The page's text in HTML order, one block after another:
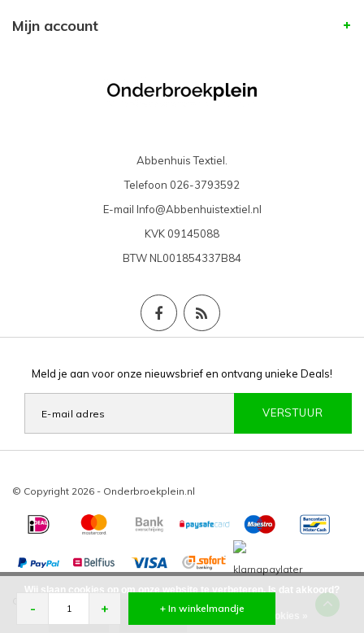
- + + In winkelmandje
Mijn account
Abbenhuis Textiel.
Telefoon 026-3793592
E-mail Info@Abbenhuistextiel.nl
KVK 09145088
BTWNL001854337B84
Meld je aan voor onze nieuwsbrief en ontvang unieke Deals!
VERSTUUR
© Copyright 2026 - Onderbroekplein.nl
Wij slaan cookies op om onze website te verbeteren. Is dat akkoord?
Meer over cookies »